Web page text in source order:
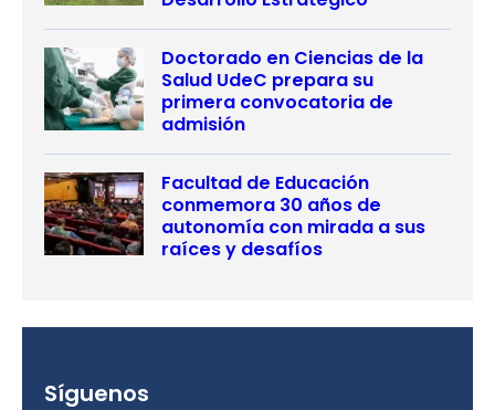
Doctorado en Ciencias de la
Salud UdeC prepara su
primera convocatoria de
admisión
Facultad de Educación
conmemora 30 años de
autonomía con mirada a sus
raíces y desafíos
Síguenos